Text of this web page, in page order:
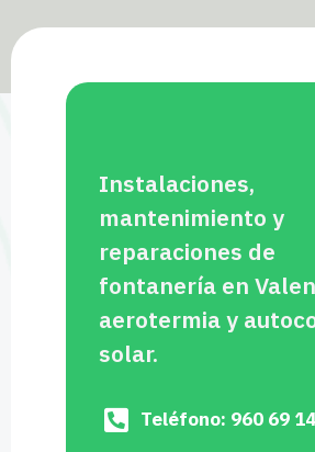
Instalaciones,
mantenimiento y
reparaciones de
fontanería en
aerotermia y
solar.
Teléfono: 960 69